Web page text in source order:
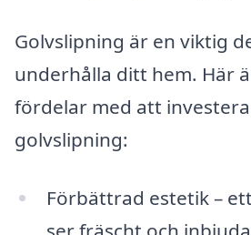
Golvslipning är en viktig
underhålla ditt hem. Här
fördelar med att
golvslipning:
Förbättrad estetik –